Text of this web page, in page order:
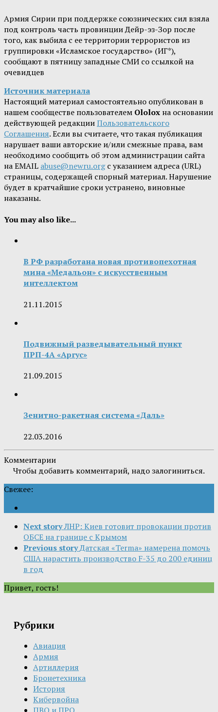
Армия Сирии при поддержке союзнических сил взяла
под контроль часть провинции Дейр-эз-Зор после
того, как выбила с ее территории террористов из
группировки «Исламское государство» (ИГ*),
сообщают в пятницу западные СМИ со ссылкой на
очевидцев
Источник материала
Настоящий материал самостоятельно опубликован в
нашем сообществе пользователем Ololox на основании
действующей редакцииПользовательского
Соглашения. Если вы считаете, что такая публикация
нарушает ваши авторские и/или смежные права, вам
необходимо сообщить об этом администрации сайта
на EMAIL abuse@newru.orgс указанием адреса (URL)
страницы, содержащей спорный материал. Нарушение
будет в кратчайшие сроки устранено, виновные
наказаны.
You may also like...
В РФ разработана новая противопехотная
мина «Медальон» с искусственным
интеллектом
21.11.2015
Подвижный разведывательный пункт
ПРП-4А «Аргус»
21.09.2015
Зенитно-ракетная система «Даль»
22.03.2016
Комментарии
Чтобы добавить комментарий, надо залогиниться.
Свежее:
Next storyЛНР: Киев готовит провокации против
ОБСЕ на границе с Крымом
Previous storyДатская «Terma» намерена помочь
США нарастить производство F-35 до 200 единиц
в год
Привет, гость!
Рубрики
Авиация
Армия
Артиллерия
Бронетехника
История
Кибервойна